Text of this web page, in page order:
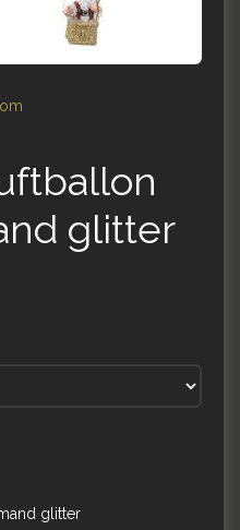
glitter
glitter